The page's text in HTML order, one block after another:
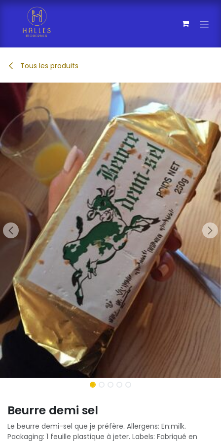
Se rendre au contenu
Tous les produits
Beurre demi sel
Le beurre demi-sel que je préfère. Allergens: En:milk.
Packaging: 1 feuille plastique à jeter. Labels: Fabriqué en